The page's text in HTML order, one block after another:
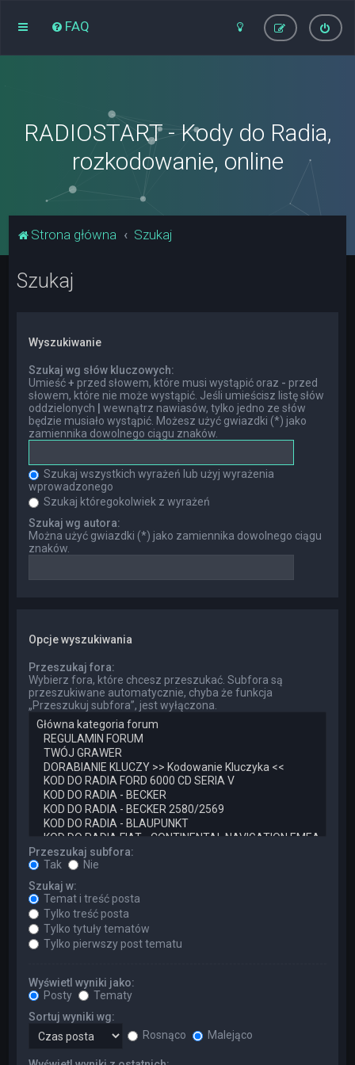
FAQ
RADIOSTART - Kody do Radia,
rozkodowanie, online
Strona główna Szukaj
Szukaj
Wyszukiwanie
Szukaj wg słów kluczowych:
Umieść+ przed słowem, które musi wystąpić oraz - przed
słowem, które nie może wystąpić. Jeśli umieścisz listę słów
oddzielonych
wewnątrz nawiasów, tylko jedno ze słów
będzie musiało wystąpić. Możesz użyć gwiazdki (*) jako
zamiennika dowolnego ciągu znaków.
Szukaj wszystkich wyrażeń lub użyj wyrażenia
wprowadzonego
Szukaj któregokolwiek z wyrażeń
Szukaj wg autora:
Można użyć gwiazdki (*) jako zamiennika dowolnego ciągu
znaków.
Opcje wyszukiwania
Przeszukaj fora:
Wybierz fora, które chcesz przeszukać. Subfora są
przeszukiwane automatycznie, chyba że funkcja
„Przeszukuj subfora”, jest wyłączona.
Przeszukaj subfora:
Tak
Nie
Szukaj w:
Temat i treść posta
Tylko treść posta
Tylko tytuły tematów
Tylko pierwszy post tematu
Wyświetl wyniki jako:
Posty
Tematy
Sortuj wyniki wg:
Rosnąco
Malejąco